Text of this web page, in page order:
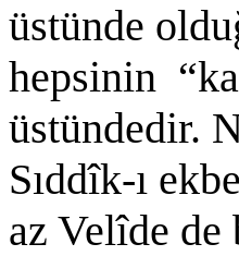
üstünde
hepsinin
üstündedir.
Sıddîk-ı
az Velîde de